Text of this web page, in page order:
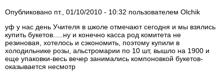
Опубликовано пт., 01/10/2010 - 10:32 пользователем Olchik
уф у нас день Учителя в школе отмечают сегодня и мы взялись
купить букетов.....ну и конечно касса род комитета не
резиновая, хотелось и сэкономить, поэтому купили в
холодильнике розы, альстромарии по 10 шт, вышло на 1900 и
еще упаковки-весь вечер занимались компоновкой букетов-
оказывается несмотр